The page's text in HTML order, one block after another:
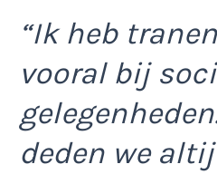
“Ik heb
vooral bij
deden we